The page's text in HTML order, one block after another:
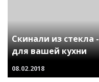
Скинали из
для вашей кухни
08.02.2018